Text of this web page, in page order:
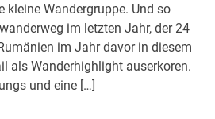
kleine Wandergruppe. Und so
im letzten Jahr, der 24
im Jahr davor in diesem
als Wanderhighlight auserkoren.
und eine […]